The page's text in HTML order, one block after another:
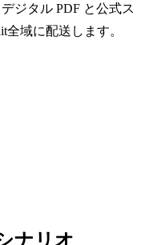
ジタル PDF と公式ス
域に配送します。
ナリオ